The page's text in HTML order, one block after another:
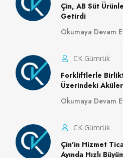
Çin, AB Süt
Getirdi
Okumaya Devam
CK Gümrük
Forkliftlerle
Üzerindeki
Okumaya Devam
CK Gümrük
Çin'in Hizmet
Ayında Hızlı